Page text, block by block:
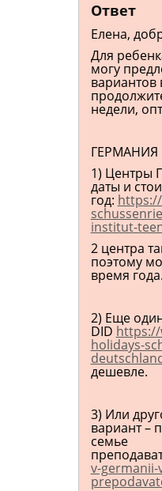
Ответ
Елена,
Для
могу
недели,
ГЕРМАНИЯ
1) Центры
даты и
год:
institut-
2 центра
поэтому
время года.
2) Еще
DID
holidays-
дешевле.
3) Или
вариант –
семье
v-germanii-